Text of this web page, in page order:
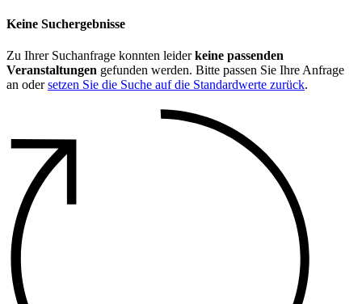
Keine Suchergebnisse
Zu Ihrer Suchanfrage konnten leiderkeine passenden
Veranstaltungen gefunden werden. Bitte passen Sie Ihre Anfrage
an odersetzen Sie die Suche auf die Standardwerte zurück.